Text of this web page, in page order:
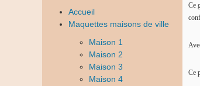
Accueil
Maquettes maisons de ville
Maison 1
Maison 2
Maison 3
Maison 4
Ce
Ce